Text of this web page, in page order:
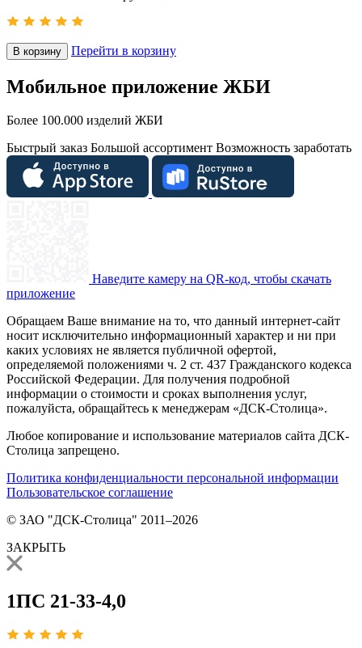
В корзину Перейти в корзину
Мобильное приложение ЖБИ
Более 100.000 изделий ЖБИ
Быстрый заказ Большой ассортимент Возможность заработать
Наведите камеру на QR-код, чтобы скачать
приложение
Обращаем Ваше внимание на то, что данный интернет-сайт
носит исключительно информационный характер и ни при
каких условиях не является публичной офертой,
определяемой положениями ч. 2 ст. 437 Гражданского кодекса
Российской Федерации. Для получения подробной
информации о стоимости и сроках выполнения услуг,
пожалуйста, обращайтесь к менеджерам «ДСК-Столица».
Любое копирование и использование материалов сайта ДСК-
Столица запрещено.
Политика конфиденциальности персональной информации
Пользовательское соглашение
© ЗАО "ДСК-Столица" 2011–2026
ЗАКРЫТЬ
1ПС 21-33-4,0